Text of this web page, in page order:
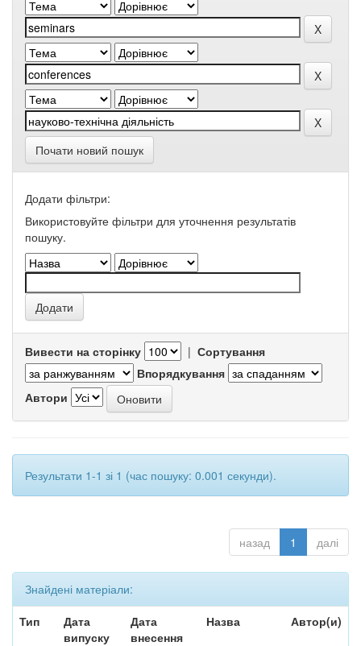
Почати новий пошук
Додати фільтри:
Використовуйте фільтри для уточнення результатів
пошуку.
Вивести на сторінку | Сортування
Впорядкування
Автори
Результати 1-1 зі 1 (час пошуку: 0.001 секунди).
назад 1 далі
Знайдені матеріали:
Тип
Дата
випуску
Дата
внесення
Назва Автор(и)